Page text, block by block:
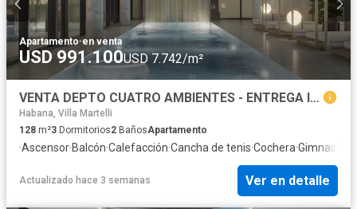
Apartamento·en venta
USD 991.100USD 7.742/m²
VENTA DEPTO CUATRO AMBIENTES - ENTREGA INMEDIATA - BELGRANO
Habana, Villa Martelli
128 m²3 Dormitorios2 BañosApartamento
·Ascensor·Balcón·Calefacción·Cancha de tenis·Cochera·Gimnasio
Actualizado hace 3 semanas Ver en detalle